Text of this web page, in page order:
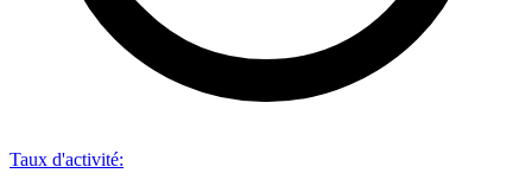
Taux d'activité: